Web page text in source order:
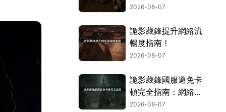
樣解決！
2026-08-07
詭影藏鋒提升網絡流
暢度指南！
2026-08-07
詭影藏鋒國服避免卡
頓完全指南：網絡優
化與解決技巧！
2026-08-07